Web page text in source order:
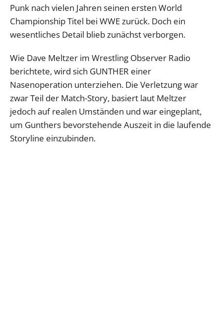
Punk nach vielen Jahren seinen ersten World
Championship Titel bei WWE zurück. Doch ein
wesentliches Detail blieb zunächst verborgen.
Wie Dave Meltzer im Wrestling Observer Radio
berichtete, wird sich GUNTHER einer
Nasenoperation unterziehen. Die Verletzung war
zwar Teil der Match-Story, basiert laut Meltzer
jedoch auf realen Umständen und war eingeplant,
um Gunthers bevorstehende Auszeit in die laufende
Storyline einzubinden.